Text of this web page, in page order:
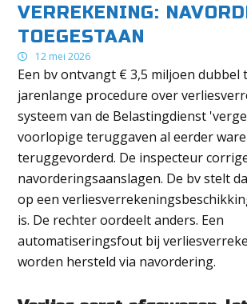
VERREKENING:
TOEGESTAAN
12 mei 2026
Een bv ontvangt € 3,5 miljoen dubbel
jarenlange procedure over
systeem van de Belastingdienst
voorlopige teruggaven al eerder
teruggevorderd. De inspecteur
navorderingsaanslagen. De bv stelt
op een
is. De rechter oordeelt anders. Een
automatiseringsfout bij
worden hersteld via navordering.